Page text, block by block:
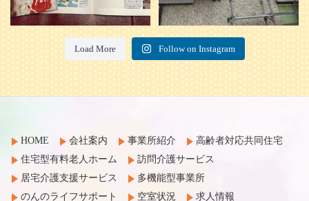
Load More Follow on Instagram
HOME 会社案内 事業所紹介
高齢者対応共同住宅
住宅型有料老人ホーム
訪問介護サービス
居宅介護支援サービス
多機能型事業所
のんのライフサポート
空室状況
求人情報